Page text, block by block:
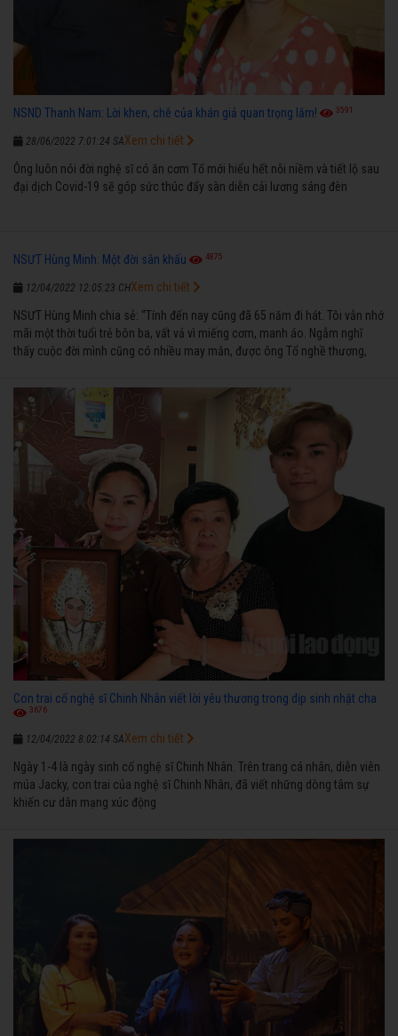
NSND Thanh Nam: Lời khen, chê của khán giả quan trọng lắm! 3591
28/06/2022 7:01:24 SA
Ông luôn nói đời nghệ sĩ có ăn cơm Tổ mới hiểu hết nỗi niềm và tiết lộ sau
đại dịch Covid-19 sẽ góp sức thúc đẩy sàn diễn cải lương sáng đèn
Xem chi tiết
NSƯT Hùng Minh: Một đời sân khấu 4875
12/04/2022 12:05:23 CH
NSƯT Hùng Minh chia sẻ: “Tính đến nay cũng đã 65 năm đi hát. Tôi vẫn nhớ
mãi một thời tuổi trẻ bôn ba, vất vả vì miếng cơm, manh áo. Ngẫm nghĩ
thấy cuộc đời mình cũng có nhiều may mắn, được ông Tổ nghề thương,
ngược nhận được những cơ may để từng bước thành danh với nghiệp ca
diễn”.
Xem chi tiết
Con trai cố nghệ sĩ Chinh Nhân viết lời yêu thương trong dịp sinh nhật cha
3676
12/04/2022 8:02:14 SA
Ngày 1-4 là ngày sinh cố nghệ sĩ Chinh Nhân. Trên trang cá nhân, diễn viên
múa Jacky, con trai của nghệ sĩ Chinh Nhân, đã viết những dòng tâm sự
khiến cư dân mạng xúc động
Xem chi tiết